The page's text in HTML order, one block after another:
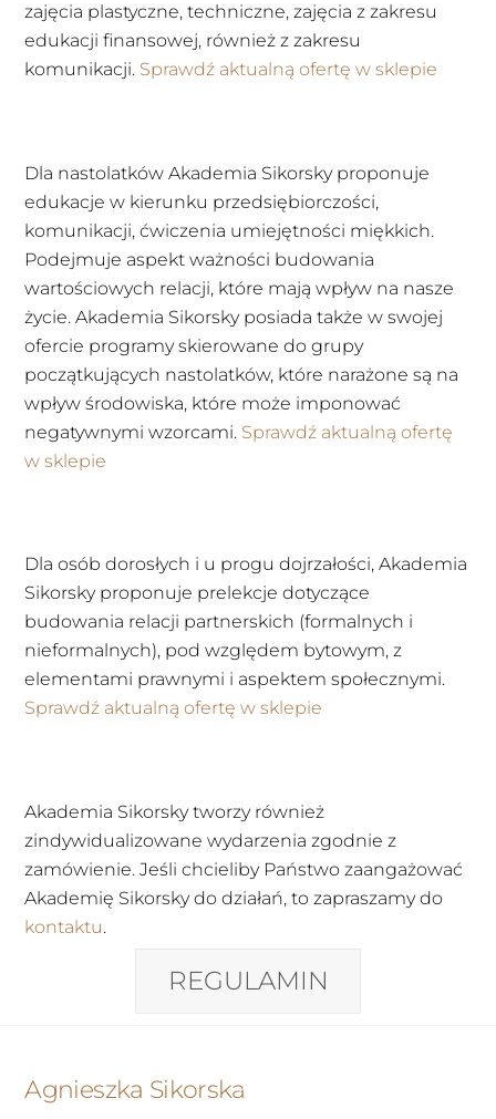
zajęcia plastyczne, techniczne, zajęcia z zakresu
edukacji finansowej, również z zakresu
komunikacji. Sprawdź aktualną ofertę w sklepie
Dla nastolatków Akademia Sikorsky proponuje
edukacje w kierunku przedsiębiorczości,
komunikacji, ćwiczenia umiejętności miękkich.
Podejmuje aspekt ważności budowania
wartościowych relacji, które mają wpływ na nasze
życie. Akademia Sikorsky posiada także w swojej
ofercie programy skierowane do grupy
początkujących nastolatków, które narażone są na
wpływ środowiska, które może imponować
negatywnymi wzorcami. Sprawdź aktualną ofertę
w sklepie
Dla osób dorosłych i u progu dojrzałości, Akademia
Sikorsky proponuje prelekcje dotyczące
budowania relacji partnerskich (formalnych i
nieformalnych), pod względem bytowym, z
elementami prawnymi i aspektem społecznymi.
Sprawdź aktualną ofertę w sklepie
Akademia Sikorsky tworzy również
zindywidualizowane wydarzenia zgodnie z
zamówienie. Jeśli chcieliby Państwo zaangażować
Akademię Sikorsky do działań, to zapraszamy do
kontaktu.
REGULAMIN
Agnieszka Sikorska